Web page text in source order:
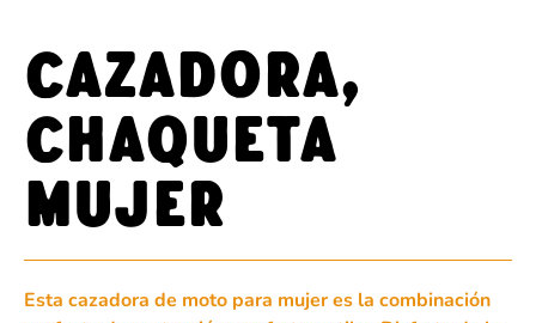
CAZADORA,
CHAQUETA
MUJER
Esta cazadora de moto para mujer es la combinación